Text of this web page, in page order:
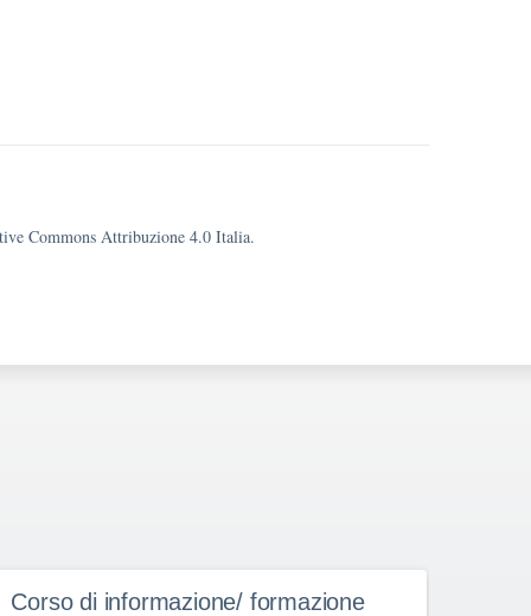
Commons Attribuzione 4.0 Italia.
Corso di informazione/ formazione